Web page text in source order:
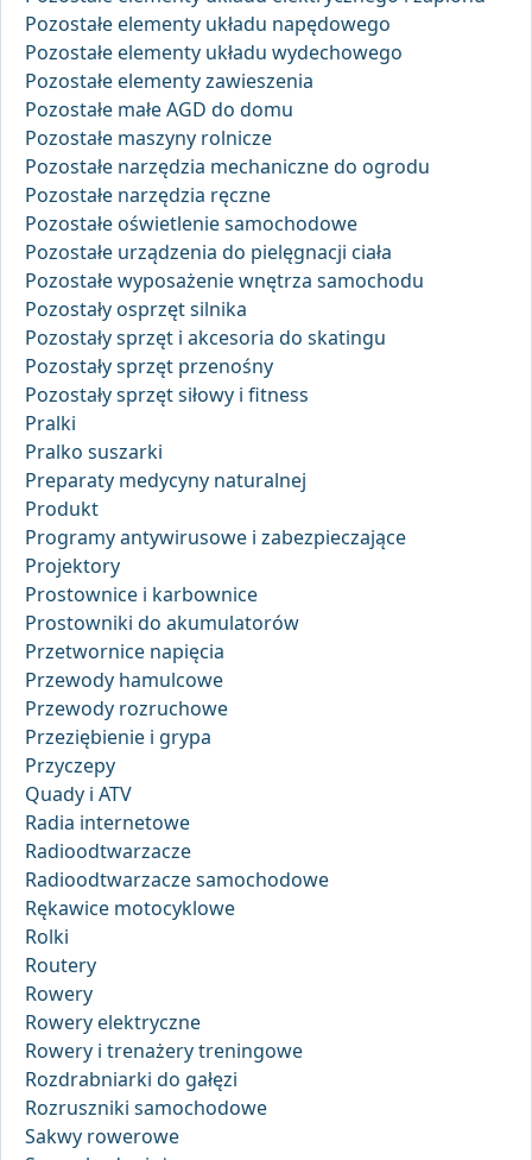
Pozostałe elementy układu napędowego
Pozostałe elementy układu wydechowego
Pozostałe elementy zawieszenia
Pozostałe małe AGD do domu
Pozostałe maszyny rolnicze
Pozostałe narzędzia mechaniczne do ogrodu
Pozostałe narzędzia ręczne
Pozostałe oświetlenie samochodowe
Pozostałe urządzenia do pielęgnacji ciała
Pozostałe wyposażenie wnętrza samochodu
Pozostały osprzęt silnika
Pozostały sprzęt i akcesoria do skatingu
Pozostały sprzęt przenośny
Pozostały sprzęt siłowy i fitness
Pralki
Pralko suszarki
Preparaty medycyny naturalnej
Produkt
Programy antywirusowe i zabezpieczające
Projektory
Prostownice i karbownice
Prostowniki do akumulatorów
Przetwornice napięcia
Przewody hamulcowe
Przewody rozruchowe
Przeziębienie i grypa
Przyczepy
Quady i ATV
Radia internetowe
Radioodtwarzacze
Radioodtwarzacze samochodowe
Rękawice motocyklowe
Rolki
Routery
Rowery
Rowery elektryczne
Rowery i trenażery treningowe
Rozdrabniarki do gałęzi
Rozruszniki samochodowe
Sakwy rowerowe